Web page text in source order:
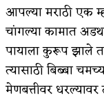
आपल्या मराठी एक
चांगल्या कामात
पायाला कुरूप झाले
त्यासाठी बिब्बा
मेणबत्तीवर